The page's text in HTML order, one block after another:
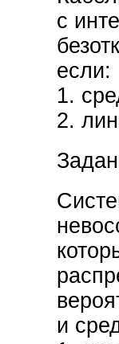
с
если:
1.
2.
и